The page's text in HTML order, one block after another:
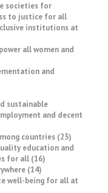
societies for
to justice for all
institutions at
all women and
and
sustainable
and decent
countries (23)
education and
for all (16)
(14)
well-being for all at